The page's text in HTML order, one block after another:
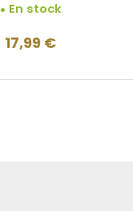
En stock
17,99 €